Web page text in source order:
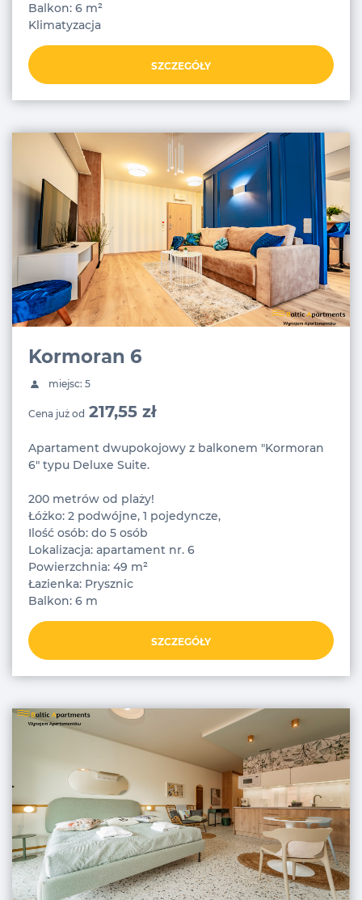
Balkon: 6 m²
Klimatyzacja
SZCZEGÓŁY
Kormoran 6
miejsc: 5
Cena już od 217,55 zł
Apartament dwupokojowy z balkonem "Kormoran
6" typu Deluxe Suite.
200 metrów od plaży!
Łóżko: 2 podwójne, 1 pojedyncze,
Ilość osób: do 5 osób
Lokalizacja: apartament nr. 6
Powierzchnia: 49 m²
Łazienka: Prysznic
Balkon: 6 m
SZCZEGÓŁY